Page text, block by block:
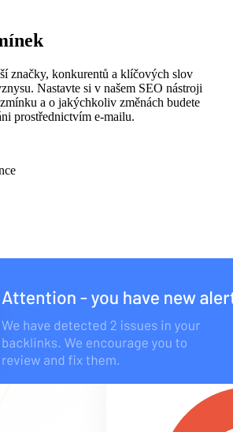
značky, konkurentů a klíčových slov
Nastavte si v našem SEO nástroji
a o jakýchkoliv změnách budete
prostřednictvím e-mailu.